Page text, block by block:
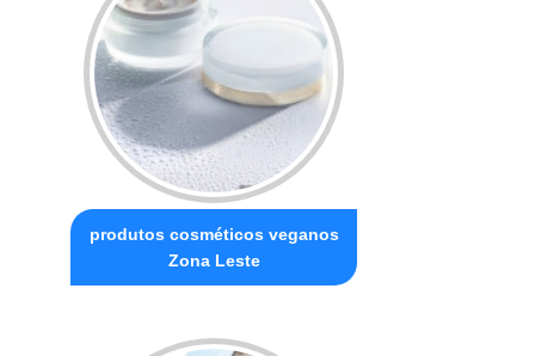
produtos cosméticos veganos
Zona Leste